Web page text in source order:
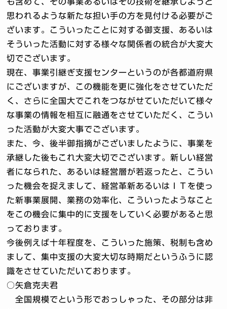
思われるような新たな担い手の方を見付ける必要がご
ざいます。こういったことに対する御支援、あるいは
そういった活動に対する様々な関係者の統合が大変大
切でございます。
現在、事業引継ぎ支援センターというのが各都道府県
にございますが、この機能を更に強化をさせていただ
く、さらに全国大でこれをつながせていただいて様々
な事業の情報を相互に融通をさせていただく、こうい
った活動が大変大事でございます。
また、今、後半御指摘がございましたように、事業を
承継した後もこれ大変大切でございます。新しい経営
者になられた、あるいは経営層が若返ったと、こうい
った機会を捉えまして、経営革新あるいはＩＴを使っ
た新事業展開、業務の効率化、こういったようなこと
をこの機会に集中的に支援をしていく必要があると思
っております。
今後例えば十年程度を、こういった施策、税制も含め
まして、集中支援の大変大切な時期だというふうに認
識をさせていただいております。
○矢倉克夫君
全国規模でという形でおっしゃった、その部分は非